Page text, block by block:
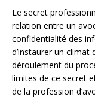
Le secret
relation entre un
confidentialité des
d’instaurer un climat
déroulement du
limites de ce secret
de la profession